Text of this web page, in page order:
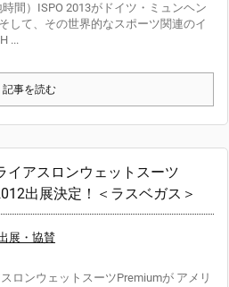
間）ISPO 2013がドイツ・ミュンヘン
して、その世界的なスポーツ関連のイ
...
記事を読む
イアスロンウェットスーツ
出展決定！＜ラスベガス＞
展・協賛
ロンウェットスーツPremiumが アメリ